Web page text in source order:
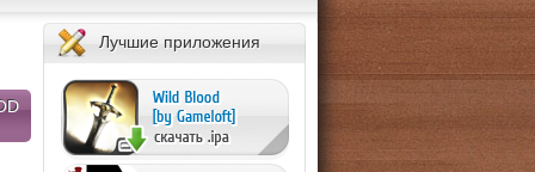
Лучшие приложения